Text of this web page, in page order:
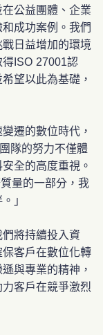
公益團體、企業
成功案例。我們
日益增加的環境
ISO 27001認
望以此為基礎，
遷的數位時代，
隊的努力不僅體
全的高度重視。
量的一部分，我
」
將持續投入資
客戶在數位化轉
與專業的精神，
客戶在競爭激烈